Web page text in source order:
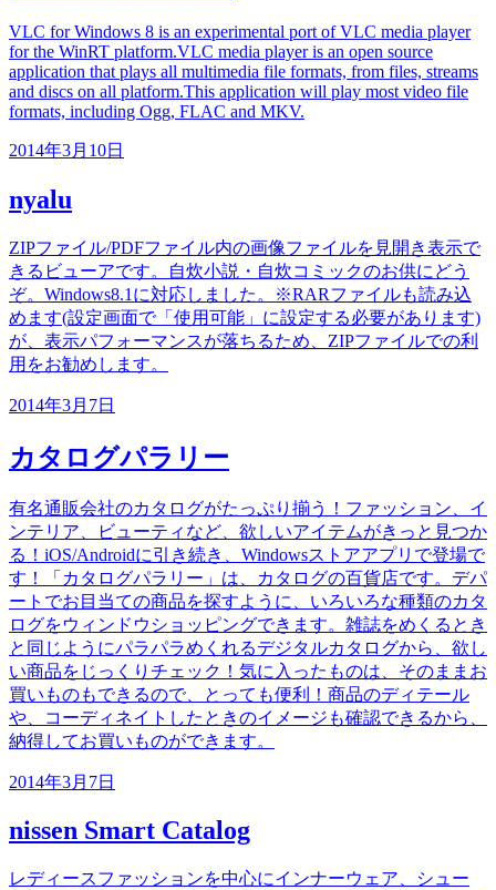
VLC for Windows 8 is an experimental port of VLC media player
for the WinRT platform.VLC media player is an open source
application that plays all multimedia file formats, from files, streams
and discs on all platform.This application will play most video file
formats, including Ogg, FLAC and MKV.
2014年3月10日
nyalu
ZIPファイル/PDFファイル内の画像ファイルを見開き表示で
きるビューアです。自炊小説・自炊コミックのお供にどう
ぞ。Windows8.1に対応しました。※RARファイルも読み込
めます(設定画面で「使用可能」に設定する必要があります)
が、表示パフォーマンスが落ちるため、ZIPファイルでの利
用をお勧めします。
2014年3月7日
カタログパラリー
有名通販会社のカタログがたっぷり揃う！ファッション、イ
ンテリア、ビューティなど、欲しいアイテムがきっと見つか
る！iOS/Androidに引き続き、Windowsストアアプリで登場で
す！「カタログパラリー」は、カタログの百貨店です。デパ
ートでお目当ての商品を探すように、いろいろな種類のカタ
ログをウィンドウショッピングできます。雑誌をめくるとき
と同じようにパラパラめくれるデジタルカタログから、欲し
い商品をじっくりチェック！気に入ったものは、そのままお
買いものもできるので、とっても便利！商品のディテール
や、コーディネイトしたときのイメージも確認できるから、
納得してお買いものができます。
2014年3月7日
nissen Smart Catalog
レディースファッションを中心にインナーウェア、シュー